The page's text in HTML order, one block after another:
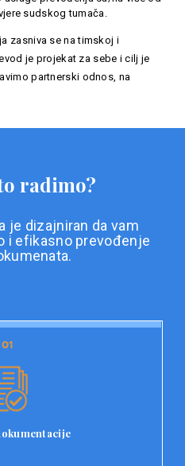
sudskog tumača.
zasniva se na timskoj i
je projekat za sebe i cilj je
partnerski odnos, na
radimo?
je dizajniran da vam
i efikasno prevođenje
01
01
prevoda je priprema
učitavaju svoje
zahtjeve za prevod.